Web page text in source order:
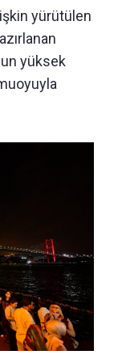
yürütülen
yüksek